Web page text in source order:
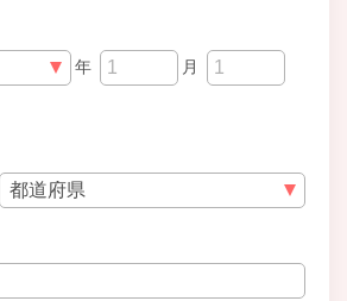
年
月